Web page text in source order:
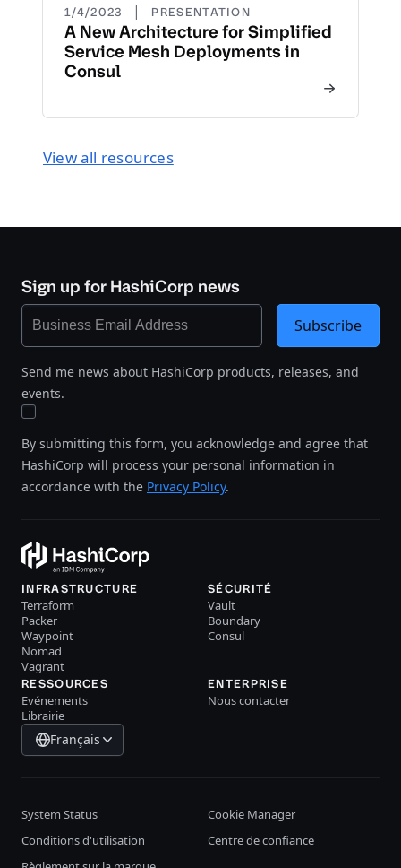
1/4/2023 | PRESENTATION
A New Architecture for Simplified
Service Mesh Deployments in
Consul
View all resources
Sign up for HashiCorp news
Send me news about HashiCorp products, releases, and
events.
By submitting this form, you acknowledge and agree that
HashiCorp will process your personal information in
accordance with the Privacy Policy.
Subscribe
INFRASTRUCTURE
Terraform
Packer
Waypoint
Nomad
Vagrant
SÉCURITÉ
Vault
Boundary
Consul
RESSOURCES
Evénements
Librairie
ENTERPRISE
Nous contacter
Français
System Status
Cookie Manager
Conditions d'utilisation
Centre de confiance